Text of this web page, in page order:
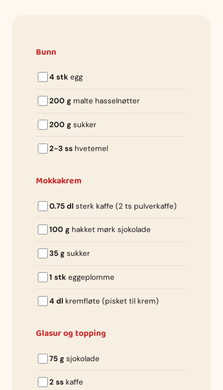
Bunn
4 stk egg
200 g malte hasselnøtter
200 g sukker
2-3 ss hvetemel
Mokkakrem
0.75 dl sterk kaffe (2 ts pulverkaffe)
100 g hakket mørk sjokolade
35 g sukker
1 stk eggeplomme
4 dl kremfløte (pisket til krem)
Glasur og topping
75 g sjokolade
2 ss kaffe